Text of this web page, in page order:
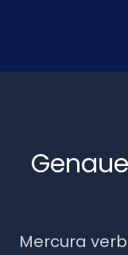
Mercura